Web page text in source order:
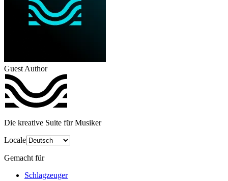
Guest Author
Die kreative Suite für Musiker
Locale
Gemacht für
Schlagzeuger